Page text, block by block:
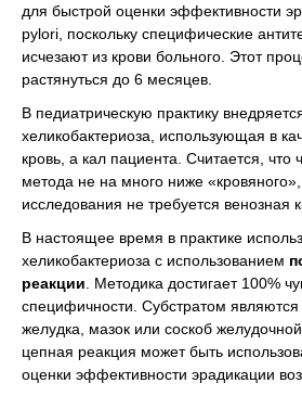
для быстрой оценки эффективности
pylori, поскольку специфические
исчезают из крови больного. Этот
растянуться до 6 месяцев.
В педиатрическую практику
хеликобактериоза, использующая в
кровь, а кал пациента. Считается, что
метода не на много ниже
исследования не требуется венозная
В настоящее время в практике
хеликобактериоза с использованием
реакции . Методика достигает 100%
специфичности. Субстратом являются
желудка, мазок или соскоб
цепная реакция может быть
оценки эффективности эрадикации